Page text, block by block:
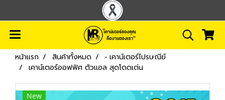
หน้าแรก สินค้าทั้งหมด
• เคาน์เตอร์ไปรษณีย์
เคาน์เตอร์ออฟฟิศ ตัวแอล สุดโดดเด่น
New